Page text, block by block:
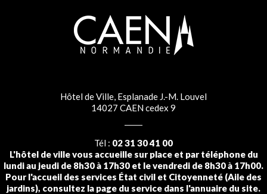
Hôtel de Ville, Esplanade J.-M. Louvel
14027 CAEN cedex 9
Tél : 02 31 30 41 00
L'hôtel de ville vous accueille sur place et par téléphone du
lundi au jeudi de 8h30 à 17h30 et le vendredi de 8h30 à 17h00.
Pour l'accueil des services État civil et Citoyenneté (Aile des
jardins), consultez la page du service dans l'annuaire du site.